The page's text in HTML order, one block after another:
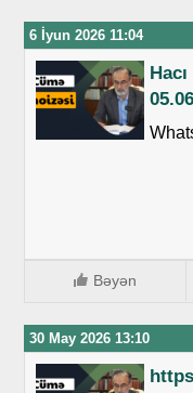
6 İyun 2026 11:04
Bəyən
30 May 2026 13:10